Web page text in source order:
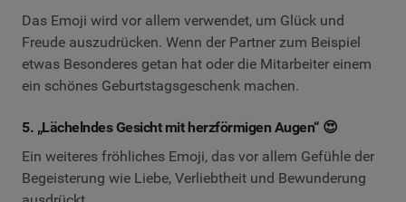
Das Emoji wird vor allem verwendet, um Glück und
Freude auszudrücken. Wenn der Partner zum Beispiel
etwas Besonderes getan hat oder die Mitarbeiter einem
ein schönes Geburtstagsgeschenk machen.
5. „Lächelndes Gesicht mit herzförmigen Augen“ 😍
Ein weiteres fröhliches Emoji, das vor allem Gefühle der
Begeisterung wie Liebe, Verliebtheit und Bewunderung